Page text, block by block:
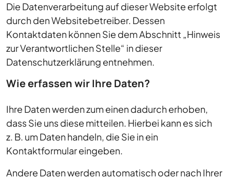
Die Datenverarbeitung auf dieser Website erfolgt
durch den Websitebetreiber. Dessen
Kontaktdaten können Sie dem Abschnitt „Hinweis
zur Verantwortlichen Stelle“ in dieser
Datenschutzerklärung entnehmen.
Wie erfassen wir Ihre Daten?
Ihre Daten werden zum einen dadurch erhoben,
dass Sie uns diese mitteilen. Hierbei kann es sich
z. B. um Daten handeln, die Sie in ein
Kontaktformular eingeben.
Andere Daten werden automatisch oder nach Ihrer